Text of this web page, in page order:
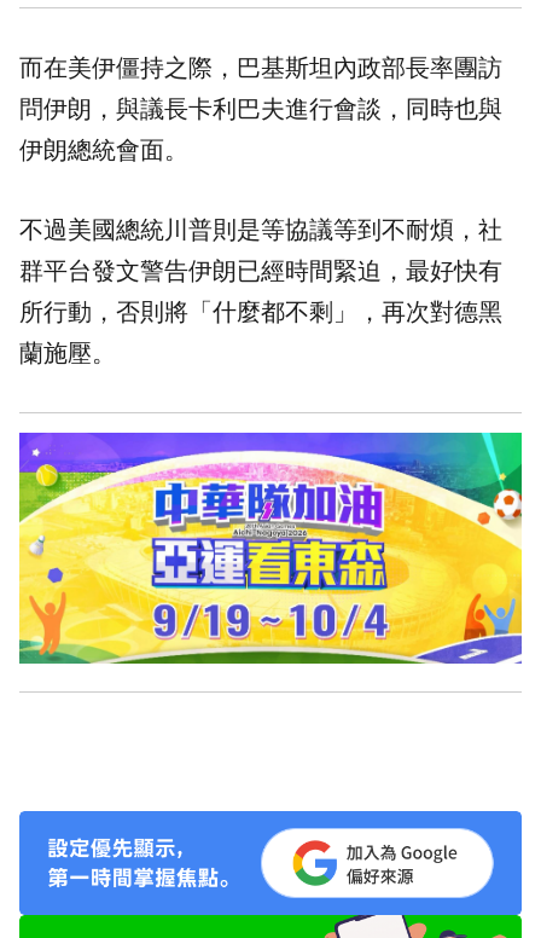
而在美伊僵持之際，巴基斯坦內政部長率團訪
問伊朗，與議長卡利巴夫進行會談，同時也與
伊朗總統會面。
不過美國總統川普則是等協議等到不耐煩，社
群平台發文警告伊朗已經時間緊迫，最好快有
所行動，否則將「什麼都不剩」，再次對德黑
蘭施壓。